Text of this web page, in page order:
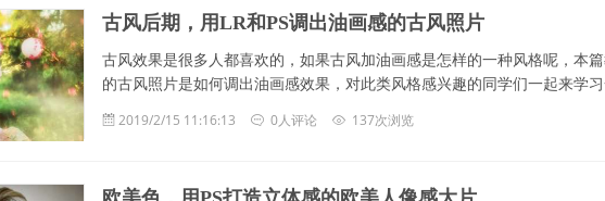
古风后期，用LR和PS调出油画感的古风照片
古风效果是很多人都喜欢的，如果古风加油画感是怎样的一种风格呢，本
的古风照片是如何调出油画感效果，对此类风格感兴趣的同学们一起来学习
2019/2/15 11:16:13 0人评论 137次浏览